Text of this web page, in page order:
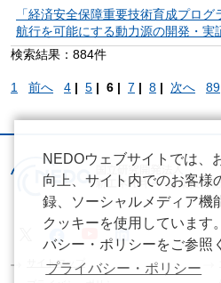
「経済安全保障重要技術育成プロ
航行を可能にする動力源の開発・実
検索結果：884件
1 前へ 4 | 5 | 6 | 7 | 8 | 次へ 89
サイトマップ
NEDOウェブサイトでは、
向上、サイト内でのお客様
録、ソーシャルメディア機
クッキーを使用しています
バシー・ポリシーをご参照
プライバシー・ポリシー